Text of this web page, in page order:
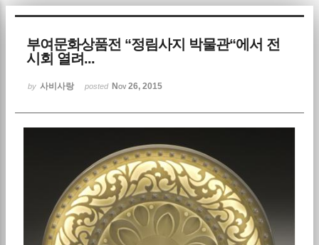
부여문화상품전 “정림사지 박물관“에서 전
시회 열려...
by 사비사랑 posted Nov 26, 2015
Sketchbook5, 스케치북5
Sketchbook5, 스케치북5